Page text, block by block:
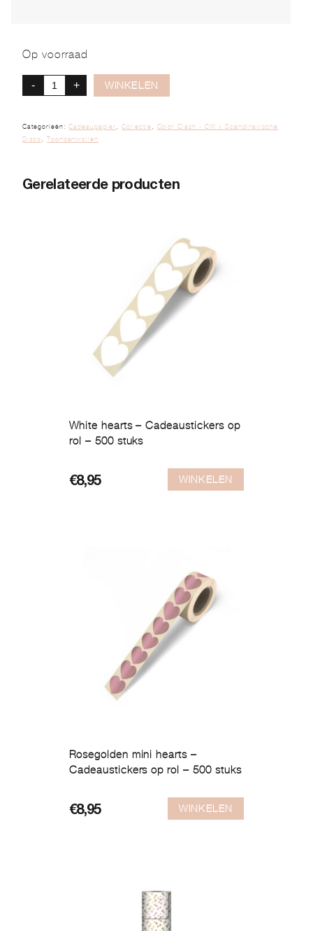
Op voorraad
- + WINKELEN
Categorieën:Cadeaupapier , Collectie , Color Clash - CW x Scandinavische
Disco , Toonbankrollen
Gerelateerde producten
White hearts – Cadeaustickers op
rol – 500 stuks
€8,95 WINKELEN
Rosegolden mini hearts –
Cadeaustickers op rol – 500 stuks
€8,95 WINKELEN